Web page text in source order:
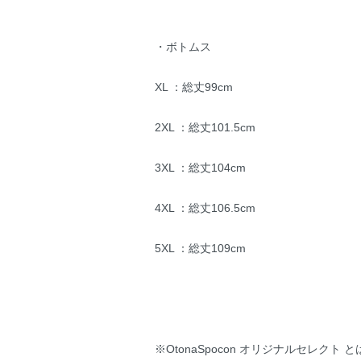
・ボトムス
XL ：総丈99cm
2XL ：総丈101.5cm
3XL ：総丈104cm
4XL ：総丈106.5cm
5XL ：総丈109cm
※OtonaSpocon オリジナルセレクト と